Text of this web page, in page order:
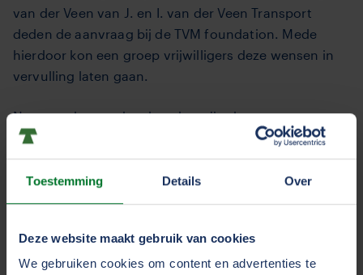
Toestemming Details Over
Deze website maakt gebruik van cookies
We gebruiken cookies om content en advertenties te
van der Veen van J. en I. van der Veen Transport
deden de aanvraag bij de TVM foundation. Mede
hierdoor kon een groep vrijwilligers deze wensen in
vervulling laten gaan.
Na maanden van hard werken zijn de
bouwwerkzaamheden achter de rug en beschikt
Biljartclub 55+ over een grote, moderne biljartzaal. De
naam van de nieuwe locatie: ’t Krythûs.
opening nog uitgesteld, wel is de onderlinge
competitie in ’t Krythûs begonnen. “Het resultaat is